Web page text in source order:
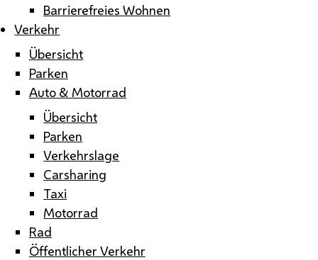
Barrierefreies Wohnen
Verkehr
Übersicht
Parken
Auto & Motorrad
Übersicht
Parken
Verkehrslage
Carsharing
Taxi
Motorrad
Rad
Öffentlicher Verkehr